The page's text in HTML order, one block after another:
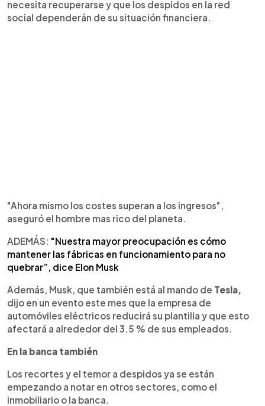
necesita recuperarse y que los despidos en la red
social dependerán de su situación financiera.
"Ahora mismo los costes superan a los ingresos",
aseguró el hombre mas rico del planeta.
ADEMÁS: "Nuestra mayor preocupación es cómo
mantener las fábricas en funcionamiento para no
quebrar”, dice Elon Musk
Además, Musk, que también está al mando de Tesla,
dijo en un evento este mes que la empresa de
automóviles eléctricos reducirá su plantilla y que esto
afectará a alrededor del 3.5 % de sus empleados.
En la banca también
Los recortes y el temor a despidos ya se están
empezando a notar en otros sectores, como el
inmobiliario o la banca.